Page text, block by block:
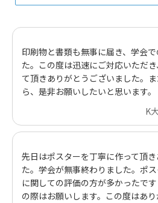
印刷物と書類も無事に届き、学会
た。この度は迅速にご対応いただ
て頂きありがとうございました。
ら、是非お願いしたいと思います。
K
先日はポスターを丁寧に作って頂
た。学会が無事終わりました。ポ
に関しての評価の方が多かったで
の際はお願いします。この度はあり